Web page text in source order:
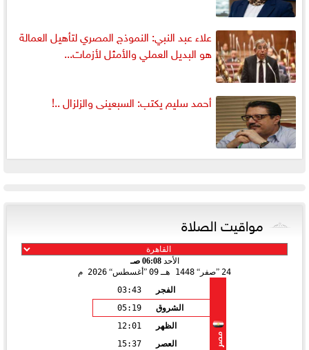
علاء عبد النبي: النموذج المصري لتأهيل العمالة
هو البديل العملي والأمثل لأزمات...
أحمد سليم يكتب: السبعينى والزلزال ..!
مواقيت الصلاة
الأحد06:08 صـ
24 صفر 1448 هـ 09 أغسطس 2026 م
مصر
الفجر
03:43
الشروق
05:19
الظهر
12:01
العصر
15:37